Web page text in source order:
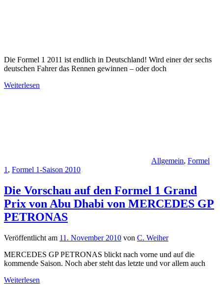
Die Formel 1 2011 ist endlich in Deutschland! Wird einer der sechs
deutschen Fahrer das Rennen gewinnen – oder doch
Weiterlesen
Allgemein, Formel
1 , Formel 1-Saison 2010
Die Vorschau auf den Formel 1 Grand
Prix von Abu Dhabi von MERCEDES GP
PETRONAS
Veröffentlicht am 11. November 2010 von C. Weiher
MERCEDES GP PETRONAS blickt nach vorne und auf die
kommende Saison. Noch aber steht das letzte und vor allem auch
Weiterlesen